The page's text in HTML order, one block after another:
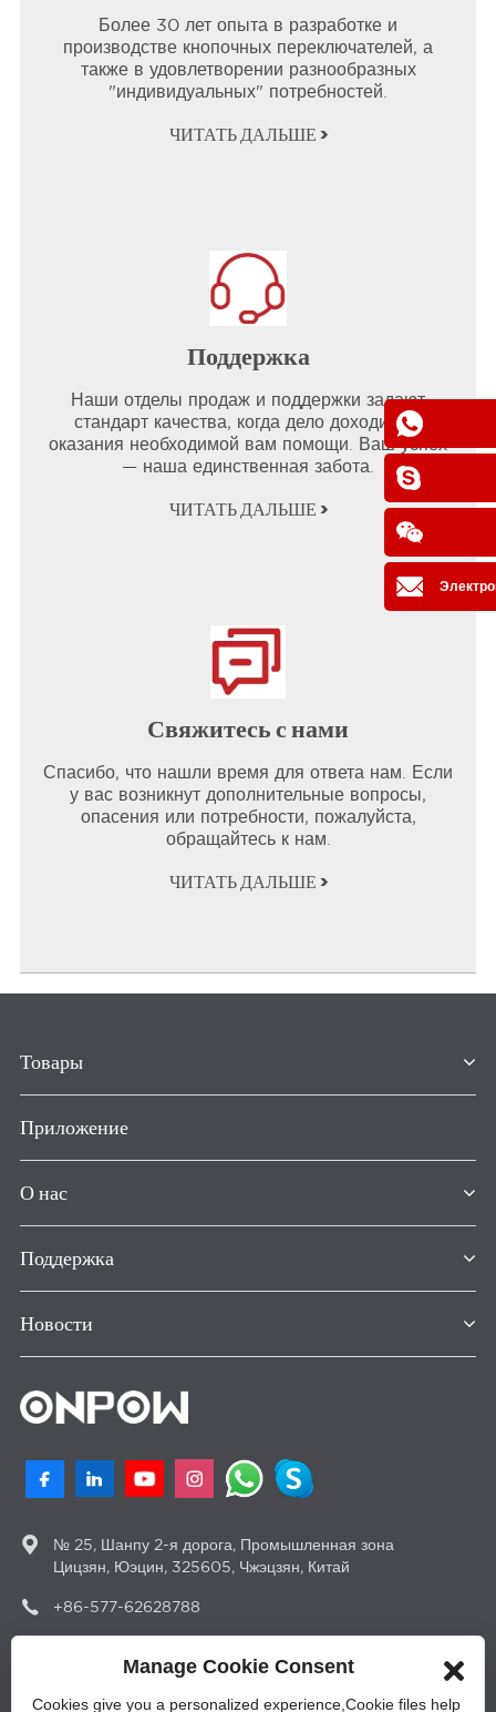
Более 30 лет опыта в разработке и
производстве кнопочных переключателей, а
также в удовлетворении разнообразных
"индивидуальных" потребностей.
ЧИТАТЬ ДАЛЬШЕ >
Поддержка
Наши отделы продаж и поддержки задают
стандарт качества, когда дело доходит до
оказания необходимой вам помощи. Ваш успех
— наша единственная забота.
ЧИТАТЬ ДАЛЬШЕ >
Свяжитесь с нами
Спасибо, что нашли время для ответа нам. Если
у вас возникнут дополнительные вопросы,
опасения или потребности, пожалуйста,
обращайтесь к нам.
ЧИТАТЬ ДАЛЬШЕ >
№ 25, Шанпу 2-я дорога, Промышленная зона
Цицзян, Юэцин, 325605, Чжэцзян, Китай
+86-577-62628788
Товары
Приложение
О нас
Поддержка
Новости
Manage Cookie Consent
Cookies give you a personalized experience,Сookie files help